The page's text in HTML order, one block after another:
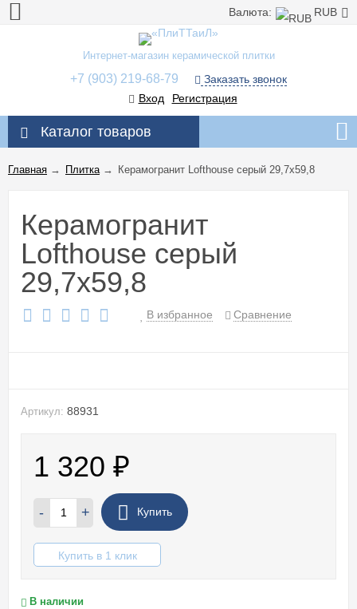
Валюта: RUB
Интернет-магазин керамической плитки
+7 (903) 219-68-79
Заказать звонок
Вход
Регистрация
Каталог товаров
Главная → Плитка→ Керамогранит Lofthouse серый 29,7x59,8
Керамогранит
Lofthouse серый
29,7x59,8
В избранное Сравнение
Артикул: 88931
1 320 ₽
- + Купить
Купить в 1 клик
В наличии